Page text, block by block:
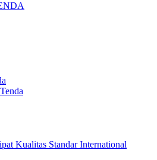
Kualitas Standar International